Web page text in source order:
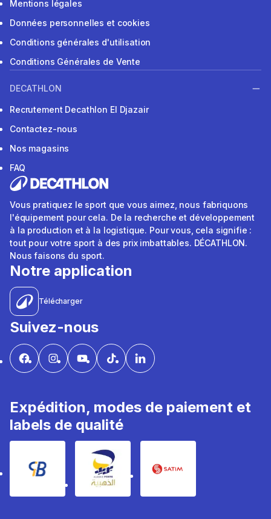
Mentions légales
Données personnelles et cookies
Conditions générales d'utilisation
Conditions Générales de Vente
DECATHLON
Recrutement Decathlon El Djazair
Contactez-nous
Nos magasins
FAQ
Vous pratiquez le sport que vous aimez, nous fabriquons
l'équipement pour cela. De la recherche et développement
à la production et à la logistique. Pour vous, cela signifie :
tout pour votre sport à des prix imbattables. DÉCATHLON.
Nous faisons du sport.
Notre application
Télécharger
Suivez-nous
Expédition, modes de paiement et
labels de qualité